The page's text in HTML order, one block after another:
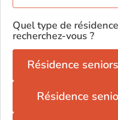
Quel type de
recherchez-vous ?
Résidence
Résidence